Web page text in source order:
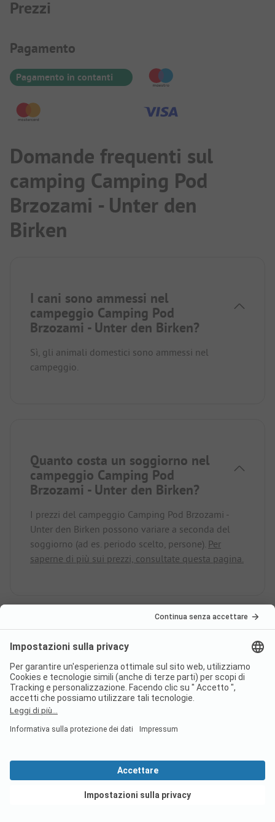
Prezzi
Informazioni sul pagamento
Pagamento
Pagamento in contanti
Domande frequenti sul
camping Camping Pod
Brzozami - Unter den
Birken
I cani sono ammessi nel
campeggio Camping Pod
Brzozami - Unter den Birken?
Sì, gli animali domestici sono ammessi nel
campeggio.
Quanto costa un soggiorno nel
campeggio Camping Pod
Brzozami - Unter den Birken?
I prezzi del campeggio Camping Pod Brzozami -
Unter den Birken possono variare a seconda del
soggiorno (ad es. periodo scelto, persone). Per
saperne di più sui prezzi, consultate questa pagina.
l campeggio Camping Pod
Brzozami - Unter den Birken
dispone di cabine sanitarie per
ospiti a mobilità ridotta?
den Birken non offre cabine sanitarie per ospiti a
Vedi offerte